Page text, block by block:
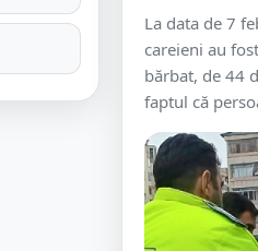
La data de 7
careieni au
bărbat, de 44
faptul că